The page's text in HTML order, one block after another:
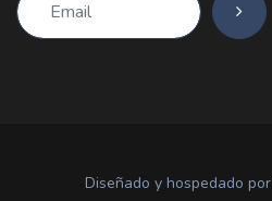
Diseñado y hospedado por